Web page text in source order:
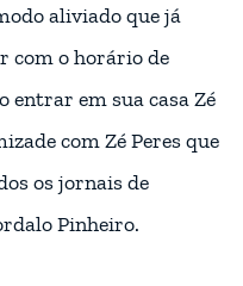
aliviado que já
com o horário de
entrar em sua casa Zé
com Zé Peres que
os jornais de
Pinheiro.